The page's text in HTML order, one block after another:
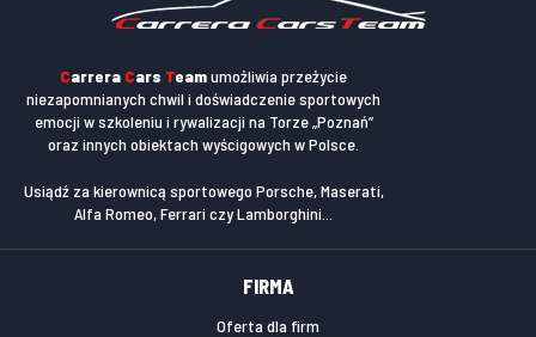
Carrera Cars Teamumożliwia przeżycie
niezapomnianych chwil i doświadczenie sportowych
emocji w szkoleniu i rywalizacji na Torze „Poznań”
oraz innych obiektach wyścigowych w Polsce.
Usiądź za kierownicą sportowego Porsche, Maserati,
Alfa Romeo, Ferrari czy Lamborghini...
FIRMA
Oferta dla firm